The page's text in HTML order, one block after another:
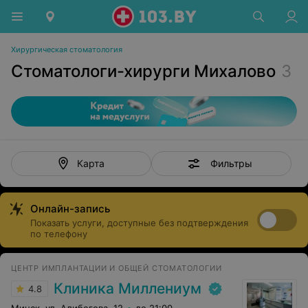
Хирургическая стоматология
Стоматологи-хирурги Михалово 3
Карта Фильтры
Онлайн-запись
Показать услуги, доступные без подтверждения
по телефону
ЦЕНТР ИМПЛАНТАЦИИ И ОБЩЕЙ СТОМАТОЛОГИИ
4.8 Клиника Миллениум